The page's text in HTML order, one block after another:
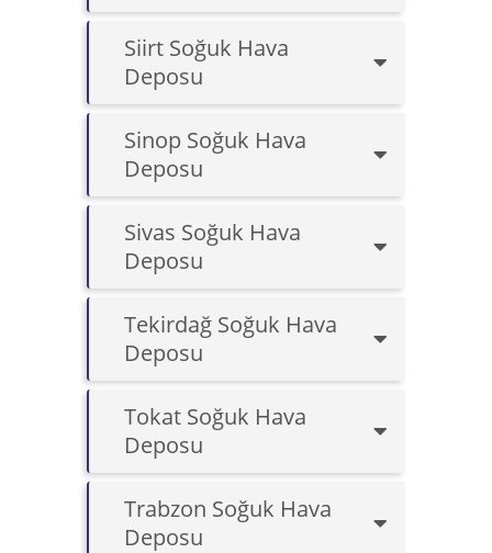
Siirt Soğuk Hava
Deposu
Sinop Soğuk Hava
Deposu
Sivas Soğuk Hava
Deposu
Tekirdağ Soğuk Hava
Deposu
Tokat Soğuk Hava
Deposu
Trabzon Soğuk Hava
Deposu